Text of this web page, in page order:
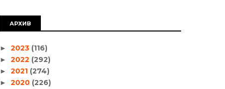
АРХИВ
► 2023 (116)
► 2022 (292)
► 2021 (274)
► 2020 (226)